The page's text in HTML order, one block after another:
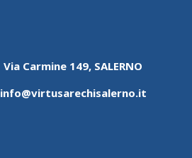
Via Carmine 149, SALERNO
info@virtusarechisalerno.it